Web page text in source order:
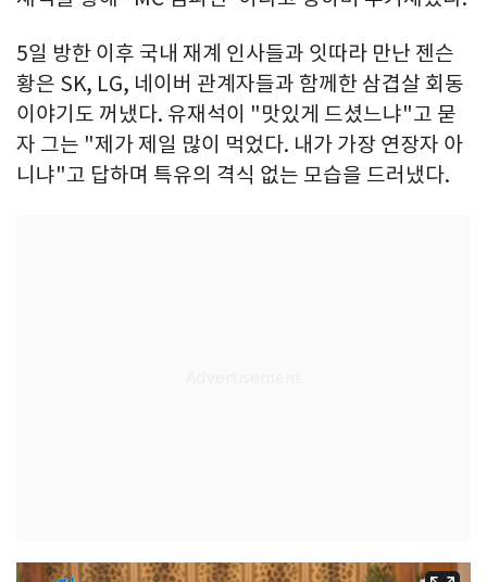
5일 방한 이후 국내 재계 인사들과 잇따라 만난 젠슨
황은 SK, LG, 네이버 관계자들과 함께한 삼겹살 회동
이야기도 꺼냈다. 유재석이 "맛있게 드셨느냐"고 묻
자 그는 "제가 제일 많이 먹었다. 내가 가장 연장자 아
니냐"고 답하며 특유의 격식 없는 모습을 드러냈다.